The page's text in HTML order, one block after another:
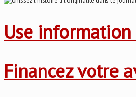
Use
Financez votre